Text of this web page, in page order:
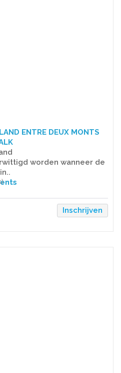
ENTRE DEUX MONTS
worden wanneer de
Inschrijven